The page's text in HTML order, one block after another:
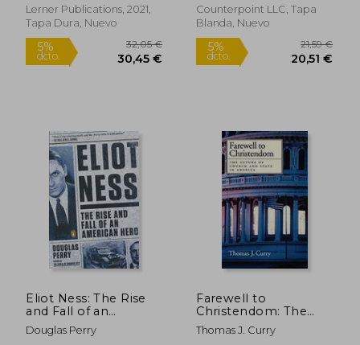
dcto. 52,01 € dcto.
Inglés)
Lerner Publications, 2021,
Tapa Dura, Nuevo
United States (en
Inglés)
Counterpoint LLC, Tapa
Blanda, Nuevo
Eliot Ness: The Rise
and Fall of an
American Hero (en
Inglés)
Douglas Perry
Farewell to
Christendom: The
Future of Church and
State in America (en
Thomas J. Curry